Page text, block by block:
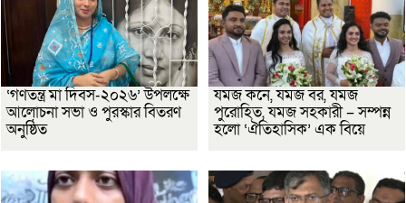
‘গণতন্ত্র মা দিবস-২০২৬’ উপলক্ষে
আলোচনা সভা ও পুরস্কার বিতরণ
অনুষ্ঠিত
যমজ কনে, যমজ বর, যমজ
পুরোহিত, যমজ সহকারী – সম্পন্ন
হলো ‘ঐতিহাসিক’ এক বিয়ে